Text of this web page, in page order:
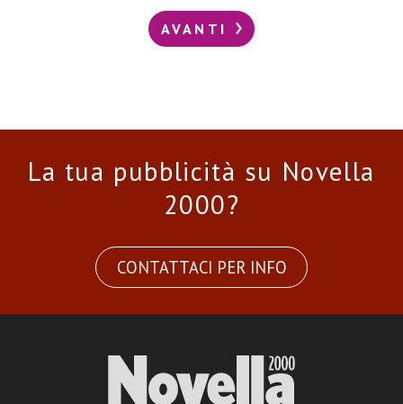
AVANTI
La tua pubblicità su Novella
2000?
CONTATTACI PER INFO